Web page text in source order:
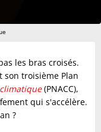
les bras croisés.
son troisième Plan
(PNACC),
qui s'accélère.
?